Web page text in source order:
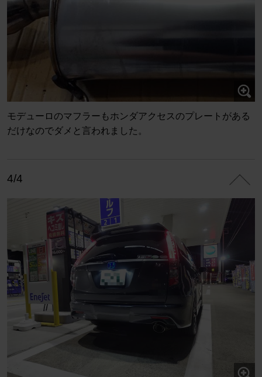
モデューロのマフラーもホンダアクセスのプレートがある
だけなのでダメと言われました。
4/4